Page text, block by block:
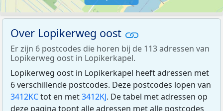
Over Lopikerweg oost
Er zijn 6 postcodes die horen bij de 113 adressen van
Lopikerweg oost in Lopikerkapel.
Lopikerweg oost in Lopikerkapel heeft adressen met
6 verschillende postcodes. Deze postcodes lopen van
3412KCtot en met3412KJ. De tabel met adressen op
deze pagina toont alle adressen met alle postcodes